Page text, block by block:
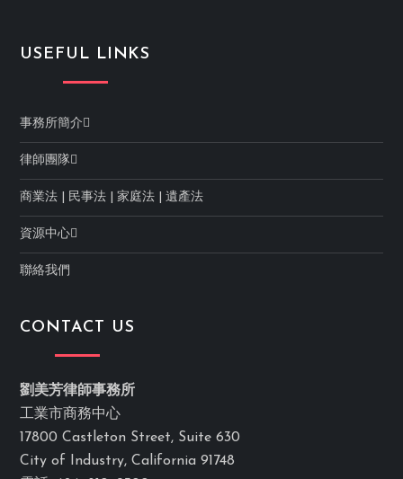
USEFUL LINKS
事務所簡介
律師團隊
商業法 民事法 |家庭法 |遺產法
資源中心
聯絡我們
CONTACT US
劉美芳律師事務所
工業市商務中心
17800 Castleton Street, Suite 630
City of Industry, California 91748